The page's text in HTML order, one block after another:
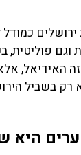
כמודל
פוליטית,
האידיאל,
רק בשביל
היא